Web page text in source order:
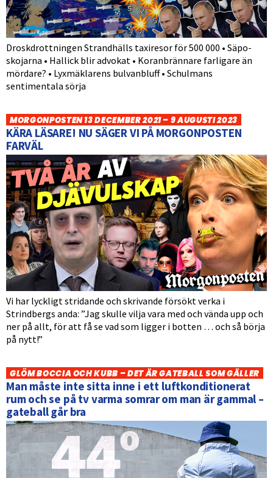
Droskdrottningen Strandhälls taxiresor för 500 000 • Säpo-
skojarna • Hallick blir advokat • Koranbrännare farligare än
mördare? • Lyxmäklarens bulvanbluff • Schulmans
sentimentala sörja
MORGONPOSTEN 13 DECEMBER 2021 – 9 AUGUSTI 2023
KÄRA LÄSARE! NU SÄGER VI PÅ MORGONPOSTEN
FARVÄL
Vi har lyckligt stridande och skrivande försökt verka i
Strindbergs anda: ”Jag skulle vilja vara med och vända upp och
ner på allt, för att få se vad som ligger i botten … och så börja
på nytt!”
GLÖM BOCCIA OCH KUBB – DET ÄR GATEBALL SOM GÄLLER
Man måste inte sitta inne i ett luftkonditionerat
rum och se på tv varma somrar om man är gammal –
gateball går bra